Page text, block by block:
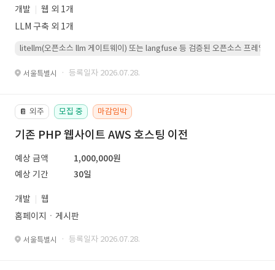
개발
웹 외 1개
LLM 구축 외 1개
litellm(오픈소스 llm 게이트웨이) 또는 langfuse 등 검증된 오픈소스 프레임워
서울특별시 · 등록일자 2026.07.28.
📔 외주 모집 중 마감임박
기존 PHP 웹사이트 AWS 호스팅 이전
예상 금액
1,000,000원
예상 기간
30일
개발
웹
홈페이지ㆍ게시판
서울특별시 · 등록일자 2026.07.28.